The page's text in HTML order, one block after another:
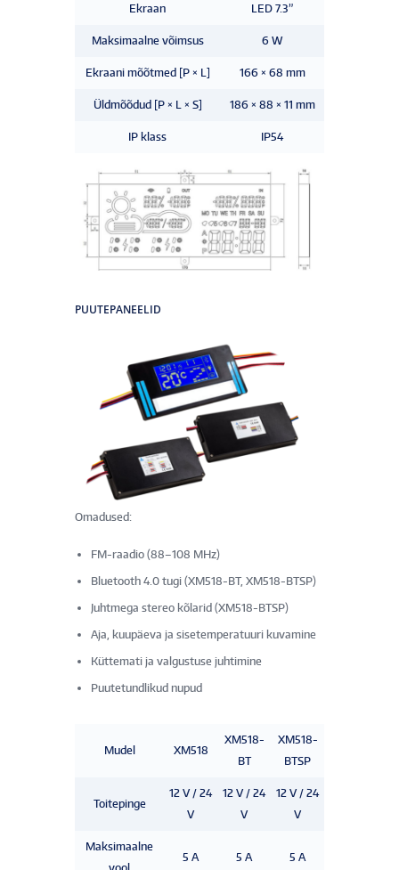
Ekraan LED 7.3”
Maksimaalne võimsus 6 W
Ekraani mõõtmed [P × L] 166 × 68 mm
Üldmõõdud [P × L × S] 186 × 88 × 11 mm
IP klass IP54
PUUTEPANEELID
Omadused:
FM-raadio (88–108 MHz)
Bluetooth 4.0 tugi (XM518-BT, XM518-BTSP)
Juhtmega stereo kõlarid (XM518-BTSP)
Aja, kuupäeva ja sisetemperatuuri kuvamine
Küttemati ja valgustuse juhtimine
Puutetundlikud nupud
Mudel XM518
XM518-
BT
XM518-
BTSP
Toitepinge
12 V / 24
V
12 V / 24
V
12 V / 24
V
Maksimaalne
5 A 5 A 5 A